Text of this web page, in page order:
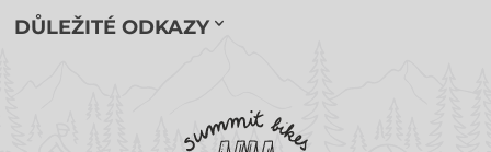
DŮLEŽITÉ ODKAZY